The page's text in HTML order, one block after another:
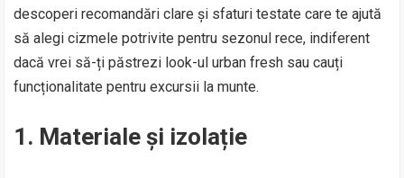
descoperi recomandări clare și sfaturi testate care te ajută
să alegi cizmele potrivite pentru sezonul rece, indiferent
dacă vrei să-ți păstrezi look-ul urban fresh sau cauți
funcționalitate pentru excursii la munte.
1. Materiale și izolație